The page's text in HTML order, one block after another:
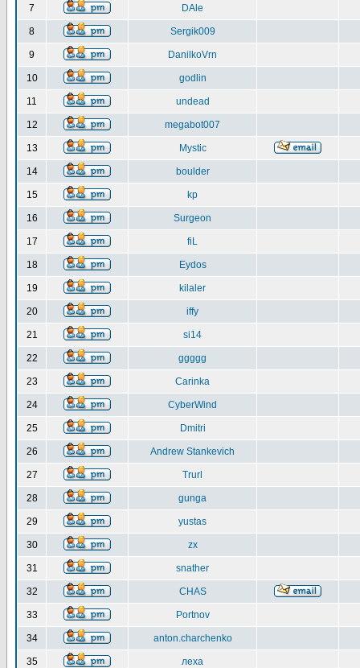
7 DAle
8 Sergik009
9 DanilkoVrn
10 godlin
11 undead
12 megabot007
13 Mystic
14 boulder
15 kp
16 Surgeon
17 fiL
18 Eydos
19 kilaler
20 iffy
21 si14
22 ggggg
23 Carinka
24 CyberWind
25 Dmitri
26 Andrew Stankevich
27 Trurl
28 gunga
29 yustas
30 zx
31 snather
32 CHAS
33 Portnov
34 anton.charchenko
35 леха